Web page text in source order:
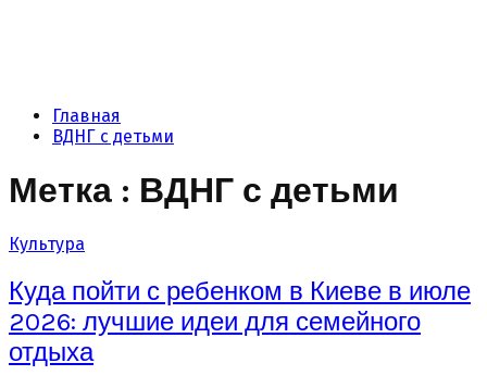
Главная
ВДНГ с детьми
Метка : ВДНГ с детьми
Культура
Куда пойти с ребенком в Киеве в июле
2026: лучшие идеи для семейного
отдыха